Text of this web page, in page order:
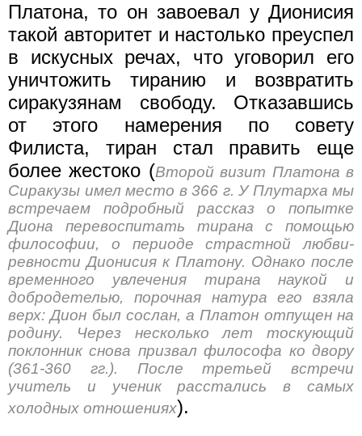
Платона, то он завоевал у Дионисия
такой авторитет и настолько преуспел
в искусных речах, что уговорил его
уничтожить тиранию и возвратить
сиракузянам свободу. От­казавшись
от этого намерения по совету
Филиста, тиран стал пра­вить еще
более жестоко (Второй визит Платона в
Сиракузы имел место в 366 г. У Плутарха мы
встречаем подробный рассказ о попытке
Диона перевоспитать тирана с помощью
философии, о периоде страстной любви-
ревности Дионисия к Платону. Однако после
временного увлечения тирана наукой и
добродетелью, порочная натура его взяла
верх: Дион был сослан, а Платон отпущен на
родину. Через несколько лет тоскующий
поклонник снова призвал философа ко двору
(361-360 гг.). После третьей встречи
учитель и ученик расстались в самых
холодных отношениях).